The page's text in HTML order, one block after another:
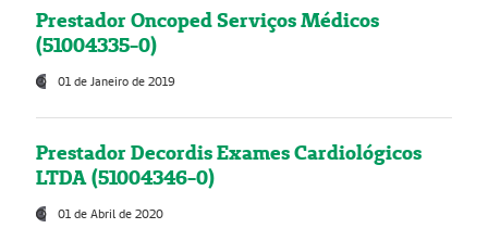
Prestador Oncoped Serviços Médicos
(51004335-0)
01 de Janeiro de 2019
Prestador Decordis Exames Cardiológicos
LTDA (51004346-0)
01 de Abril de 2020